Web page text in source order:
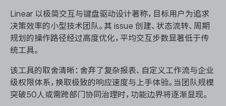
Linear 以极简交互与键盘驱动设计著称，目标用户为追求
决策效率的小型技术团队。其 issue 创建、状态流转、周期
规划的操作路径经过高度优化，平均交互步数显著低于传
统工具。
该工具的取舍清晰：舍弃了复杂报表、自定义工作流与企业
级权限体系，换取极致的响应速度与上手体验。当团队规模
突破50人或需跨部门协同治理时，功能边界将逐渐显现。